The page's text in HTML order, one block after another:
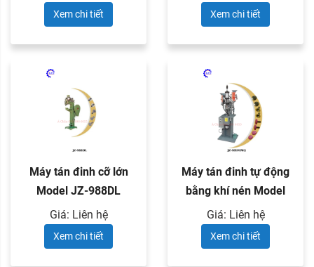
Xem chi tiết Xem chi tiết
Máy tán đinh cỡ lớn
Model JZ-988DL
Giá: Liên hệ
Xem chi tiết
Máy tán đinh tự động
bằng khí nén Model
JZ-989MMQ
Giá: Liên hệ
Xem chi tiết